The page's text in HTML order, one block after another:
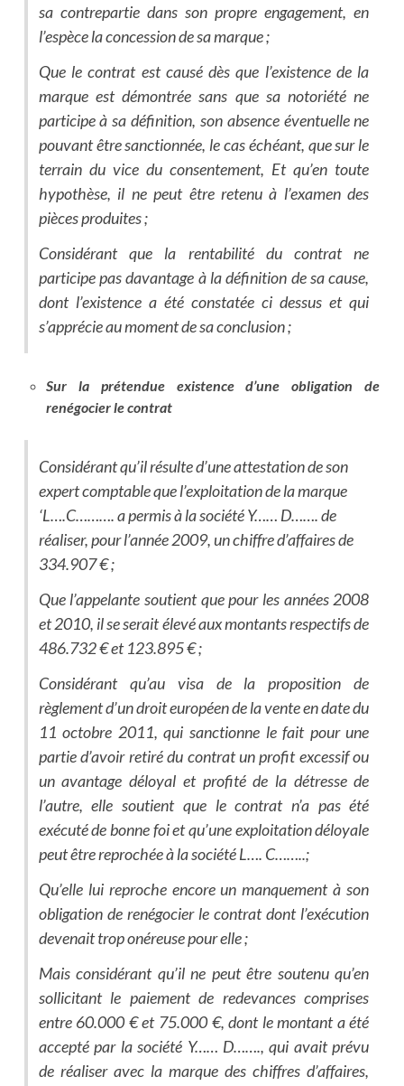
sa contrepartie dans son propre engagement, en
l’espèce la concession de sa marque ;
Que le contrat est causé dès que l’existence de la
marque est démontrée sans que sa notoriété ne
participe à sa définition, son absence éventuelle ne
pouvant être sanctionnée, le cas échéant, que sur le
terrain du vice du consentement, Et qu’en toute
hypothèse, il ne peut être retenu à l’examen des
pièces produites ;
Considérant que la rentabilité du contrat ne
participe pas davantage à la définition de sa cause,
dont l’existence a été constatée ci dessus et qui
s’apprécie au moment de sa conclusion ;
Sur la prétendue existence d’une obligation de
renégocier le contrat
Considérant qu’il résulte d’une attestation de son
expert comptable que l’exploitation de la marque
‘L….C………. a permis à la société Y…… D……. de
réaliser, pour l’année 2009, un chiffre d’affaires de
334.907 € ;
Que l’appelante soutient que pour les années 2008
et 2010, il se serait élevé aux montants respectifs de
486.732 € et 123.895 € ;
Considérant qu’au visa de la proposition de
règlement d’un droit européen de la vente en date du
11 octobre 2011, qui sanctionne le fait pour une
partie d’avoir retiré du contrat un profit excessif ou
un avantage déloyal et profité de la détresse de
l’autre, elle soutient que le contrat n’a pas été
exécuté de bonne foi et qu’une exploitation déloyale
peut être reprochée à la société L…. C……..;
Qu’elle lui reproche encore un manquement à son
obligation de renégocier le contrat dont l’exécution
devenait trop onéreuse pour elle ;
Mais considérant qu’il ne peut être soutenu qu’en
sollicitant le paiement de redevances comprises
entre 60.000 € et 75.000 €, dont le montant a été
accepté par la société Y…… D……., qui avait prévu
de réaliser avec la marque des chiffres d’affaires,